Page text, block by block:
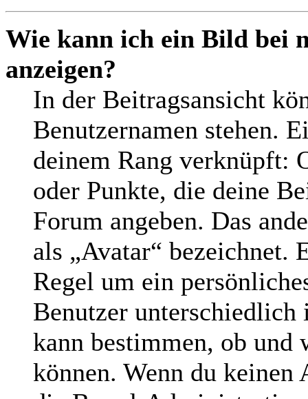
Wie kann ich ein Bild bei
anzeigen?
In der Beitragsansicht
Benutzernamen stehen.
deinem Rang verknüpft:
oder Punkte, die deine
Forum angeben. Das
als „Avatar“ bezeichnet.
Regel um ein
Benutzer
kann bestimmen, ob und
können. Wenn du keinen